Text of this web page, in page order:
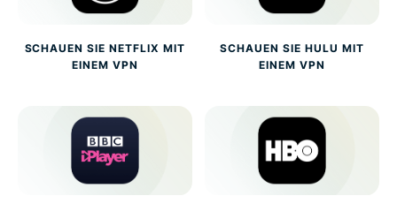
SCHAUEN SIE NETFLIX MIT
EINEM VPN
SCHAUEN SIE HULU MIT
EINEM VPN